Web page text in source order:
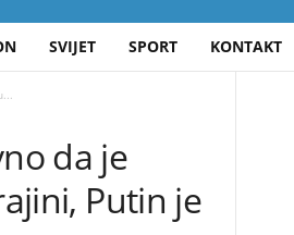
SVIJET SPORT KONTAKT
da je
Putin je